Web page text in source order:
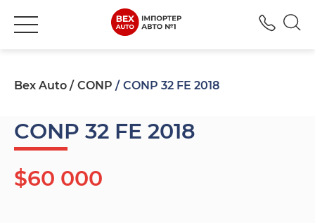
Bex Auto CONP CONP 32 FE 2018
CONP 32 FE 2018
$60 000